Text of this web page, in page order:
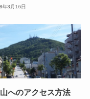
年3月16日
へのアクセス方法